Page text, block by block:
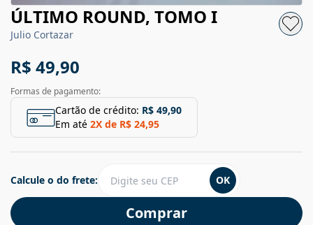
ÚLTIMO ROUND, TOMO I
Julio Cortazar
R$ 49,90
Formas de pagamento:
Cartão de crédito: R$ 49,90
Em até 2X de R$ 24,95
Comprar
Calcule o do frete: OK